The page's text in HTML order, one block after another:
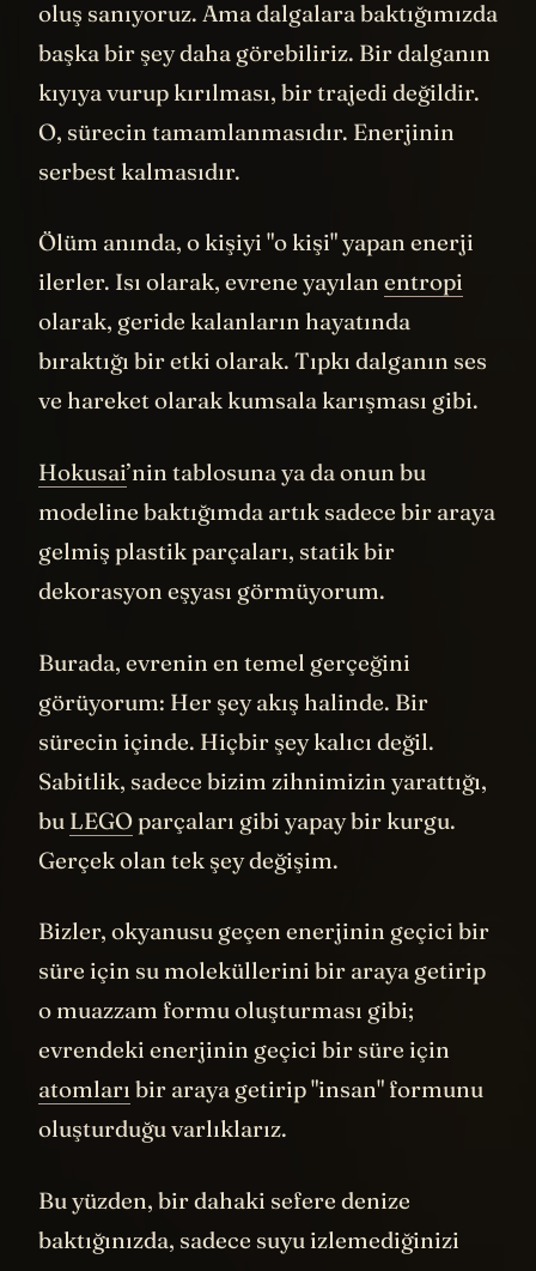
oluş sanıyoruz. Ama dalgalara baktığımızda
başka bir şey daha görebiliriz. Bir dalganın
kıyıya vurup kırılması, bir trajedi değildir.
O, sürecin tamamlanmasıdır. Enerjinin
serbest kalmasıdır.
Ölüm anında, o kişiyi "o kişi" yapan enerji
ilerler. Isı olarak, evrene yayılan entropi
olarak, geride kalanların hayatında
bıraktığı bir etki olarak. Tıpkı dalganın ses
ve hareket olarak kumsala karışması gibi.
Hokusai’nin tablosuna ya da onun bu
modeline baktığımda artık sadece bir araya
gelmiş plastik parçaları, statik bir
dekorasyon eşyası görmüyorum.
Burada, evrenin en temel gerçeğini
görüyorum: Her şey akış halinde. Bir
sürecin içinde. Hiçbir şey kalıcı değil.
Sabitlik, sadece bizim zihnimizin yarattığı,
bu LEGOparçaları gibi yapay bir kurgu.
Gerçek olan tek şey değişim.
Bizler, okyanusu geçen enerjinin geçici bir
süre için su moleküllerini bir araya getirip
o muazzam formu oluşturması gibi;
evrendeki enerjinin geçici bir süre için
atomları bir araya getirip "insan" formunu
oluşturduğu varlıklarız.
Bu yüzden, bir dahaki sefere denize
baktığınızda, sadece suyu izlemediğinizi